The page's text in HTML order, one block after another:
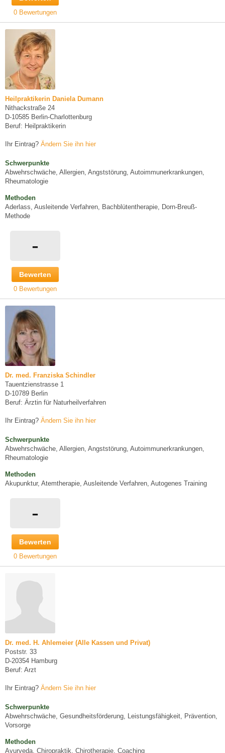
0 Bewertungen
Heilpraktikerin Daniela Dumann
Nithackstraße 24
D-10585 Berlin-Charlottenburg
Beruf: Heilpraktikerin
Ihr Eintrag? Ändern Sie ihn hier
Schwerpunkte
Abwehrschwäche, Allergien, Angststörung, Autoimmunerkrankungen,
Rheumatologie
Methoden
Aderlass, Ausleitende Verfahren, Bachblütentherapie, Dorn-Breuß-
Methode
-
Bewerten
0 Bewertungen
Dr. med. Franziska Schindler
Tauentzienstrasse 1
D-10789 Berlin
Beruf: Ärztin für Naturheilverfahren
Ihr Eintrag? Ändern Sie ihn hier
Schwerpunkte
Abwehrschwäche, Allergien, Angststörung, Autoimmunerkrankungen,
Rheumatologie
Methoden
Akupunktur, Atemtherapie, Ausleitende Verfahren, Autogenes Training
-
Bewerten
0 Bewertungen
Dr. med. H. Ahlemeier (Alle Kassen und Privat)
Poststr. 33
D-20354 Hamburg
Beruf: Arzt
Ihr Eintrag? Ändern Sie ihn hier
Schwerpunkte
Abwehrschwäche, Gesundheitsförderung, Leistungsfähigkeit, Prävention,
Vorsorge
Methoden
Ayurveda, Chiropraktik, Chirotherapie, Coaching